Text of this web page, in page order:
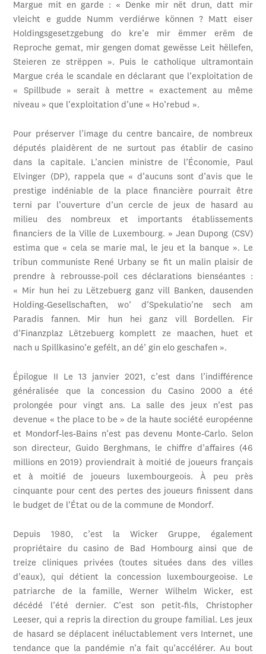
Margue mit en garde : « Denke mir nët drun, datt mir
vleicht e gudde Numm verdiérwe können ? Matt eiser
Holdingsgesetzgebung do kre’e mir ëmmer erëm de
Reproche gemat, mir gengen domat gewësse Leit hëllefen,
Steieren ze strëppen ». Puis le catholique ultramontain
Margue créa le scandale en déclarant que l’exploitation de
« Spillbude » serait à mettre « exactement au même
niveau » que l’exploitation d’une « Ho’rebud ».
Pour préserver l’image du centre bancaire, de nombreux
députés plaidèrent de ne surtout pas établir de casino
dans la capitale. L’ancien ministre de l’Économie, Paul
Elvinger (DP), rappela que « d’aucuns sont d’avis que le
prestige indéniable de la place financière pourrait être
terni par l’ouverture d’un cercle de jeux de hasard au
milieu des nombreux et importants établissements
financiers de la Ville de Luxembourg. » Jean Dupong (CSV)
estima que « cela se marie mal, le jeu et la banque ». Le
tribun communiste René Urbany se fit un malin plaisir de
prendre à rebrousse-poil ces déclarations bienséantes :
« Mir hun hei zu Lëtzebuerg ganz vill Banken, dausenden
Holding-Gesellschaften, wo’ d’Spekulatio’ne sech am
Paradis fannen. Mir hun hei ganz vill Bordellen. Fir
d’Finanzplaz Lëtzebuerg komplett ze maachen, huet et
nach u Spillkasino’e gefélt, an dé’ gin elo geschafen ».
Épilogue II Le 13 janvier 2021, c’est dans l’indifférence
généralisée que la concession du Casino 2000 a été
prolongée pour vingt ans. La salle des jeux n’est pas
devenue « the place to be » de la haute société européenne
et Mondorf-les-Bains n’est pas devenu Monte-Carlo. Selon
son directeur, Guido Berghmans, le chiffre d’affaires (46
millions en 2019) proviendrait à moitié de joueurs français
et à moitié de joueurs luxembourgeois. À peu près
cinquante pour cent des pertes des joueurs finissent dans
le budget de l’État ou de la commune de Mondorf.
Depuis 1980, c’est la Wicker Gruppe, également
propriétaire du casino de Bad Hombourg ainsi que de
treize cliniques privées (toutes situées dans des villes
d’eaux), qui détient la concession luxembourgeoise. Le
patriarche de la famille, Werner Wilhelm Wicker, est
décédé l’été dernier. C’est son petit-fils, Christopher
Leeser, qui a repris la direction du groupe familial. Les jeux
de hasard se déplacent inéluctablement vers Internet, une
tendance que la pandémie n’a fait qu’accélérer. Au bout